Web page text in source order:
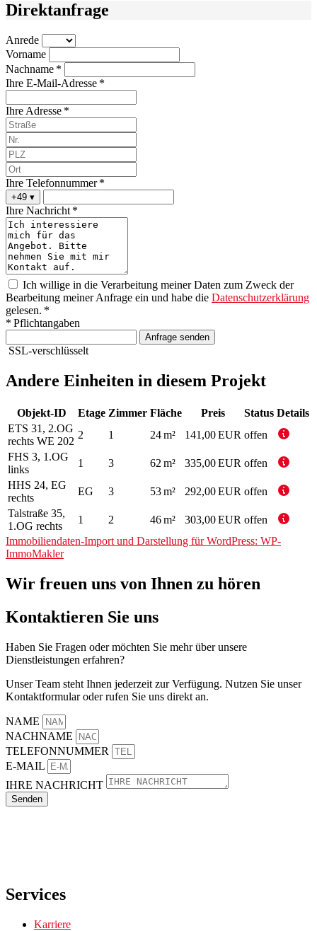
Direktanfrage
Anrede
Vorname
Nachname *
Ihre E-Mail-Adresse *
Ihre Adresse *
Ihre Telefonnummer *
+49 ▾
Ihre Nachricht *
Ich willige in die Verarbeitung meiner Daten zum Zweck der
Bearbeitung meiner Anfrage ein und habe die Datenschutzerklärung
gelesen. *
* Pflichtangaben
Anfrage senden
SSL-verschlüsselt
Andere Einheiten in diesem Projekt
Objekt-ID Etage Zimmer Fläche Preis Status Details
ETS 31, 2.OG
rechts WE 202
2 1 24 m² 141,00 EUR offen
FHS 3, 1.OG
links
1 3 62 m² 335,00 EUR offen
HHS 24, EG
rechts
EG 3 53 m² 292,00 EUR offen
Talstraße 35,
1.OG rechts
1 2 46 m² 303,00 EUR offen
Immobiliendaten-Import und Darstellung für WordPress: WP-
ImmoMakler
Wir freuen uns von Ihnen zu hören
Kontaktieren Sie uns
Haben Sie Fragen oder möchten Sie mehr über unsere
Dienstleistungen erfahren?
Unser Team steht Ihnen jederzeit zur Verfügung. Nutzen Sie unser
Kontaktformular oder rufen Sie uns direkt an.
NAME
NACHNAME
TELEFONNUMMER
E-MAIL
IHRE NACHRICHT
Senden
Services
Karriere